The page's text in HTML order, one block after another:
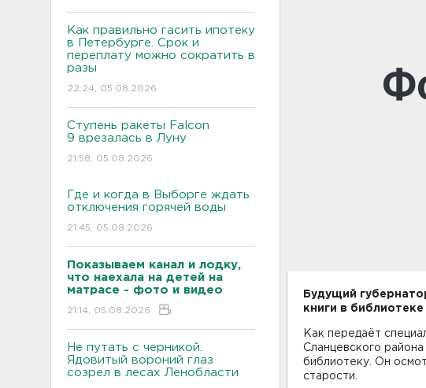
Как правильно гасить ипотеку
в Петербурге. Срок и
переплату можно сократить в
разы
22:24, 05.08.2026
Ступень ракеты Falcon
9 врезалась в Луну
21:58, 05.08.2026
Где и когда в Выборге ждать
отключения горячей воды
21:45, 05.08.2026
Показываем канал и лодку,
что наехала на детей на
матрасе - фото и видео
21:14, 05.08.2026
Не путать с черникой.
Ядовитый вороний глаз
созрел в лесах Ленобласти
Будущий
книги в
Как передаёт
Сланцевского
библиотеку. Он
старости.